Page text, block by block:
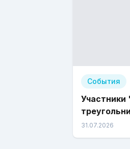
События
вылазку за
31.07.2026